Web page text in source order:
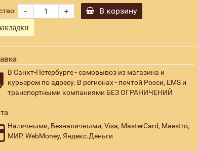
+
- В корзину
В Санкт-Петербурге - самовывоз из магазина и
курьером по адресу. В регионах - почтой Росси, EMS и
транспортными компаниями БЕЗ ОГРАНИЧЕНИЙ
Наличными, Безналичными, Visa, MasterCard, Maestro,
МИР, WebMoney, Яндекс.Деньги